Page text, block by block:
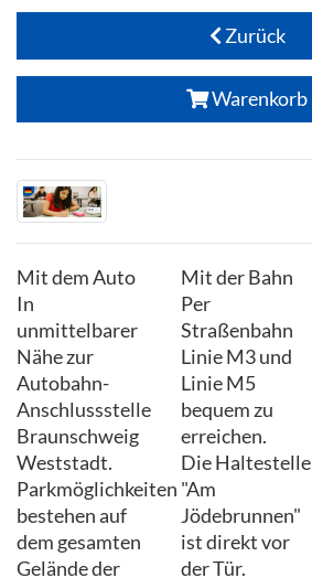
Zurück
Warenkorb
Mit dem Auto
In
unmittelbarer
Nähe zur
Autobahn-
Anschlussstelle
Braunschweig
Weststadt.
Parkmöglichkeiten
bestehen auf
dem gesamten
Gelände der
Mit der Bahn
Per
Straßenbahn
Linie M3 und
Linie M5
bequem zu
erreichen.
Die Haltestelle
"Am
Jödebrunnen"
ist direkt vor
der Tür.